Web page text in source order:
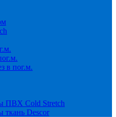
в пог.м.
ПВХ Cold Stretch
ткань Descor